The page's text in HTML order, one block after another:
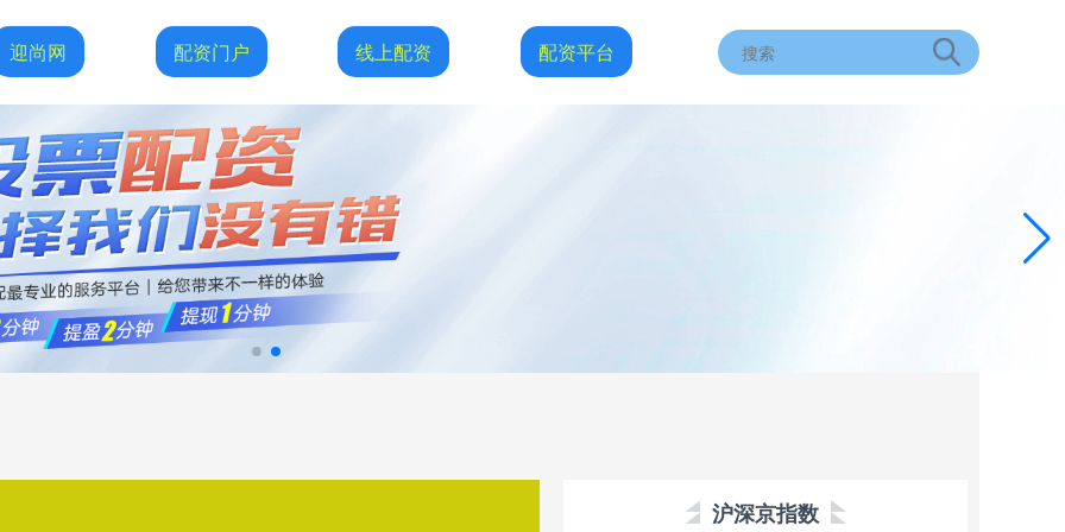
迎尚网 配资门户 线上配资 配资平台
沪深京指数